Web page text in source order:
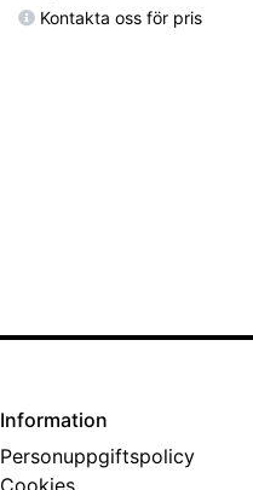
Kontakta oss för pris
Information
Personuppgiftspolicy